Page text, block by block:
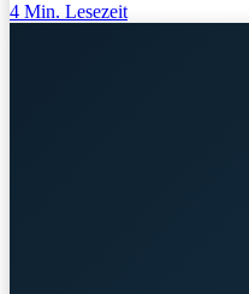
4 Min. Lesezeit